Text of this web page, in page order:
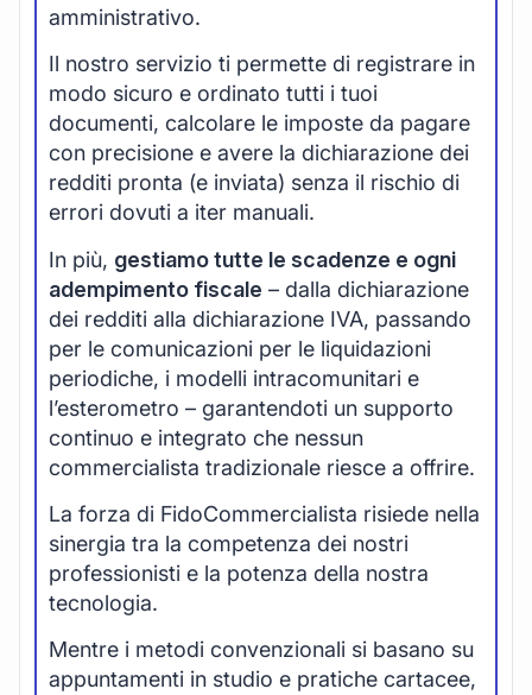
amministrativo.
Il nostro servizio ti permette di registrare in
modo sicuro e ordinato tutti i tuoi
documenti, calcolare le imposte da pagare
con precisione e avere la dichiarazione dei
redditi pronta (e inviata) senza il rischio di
errori dovuti a iter manuali.
In più, gestiamo tutte le scadenze e ogni
adempimento fiscale – dalla dichiarazione
dei redditi alla dichiarazione IVA, passando
per le comunicazioni per le liquidazioni
periodiche, i modelli intracomunitari e
l’esterometro – garantendoti un supporto
continuo e integrato che nessun
commercialista tradizionale riesce a offrire.
La forza di FidoCommercialista risiede nella
sinergia tra la competenza dei nostri
professionisti e la potenza della nostra
tecnologia.
Mentre i metodi convenzionali si basano su
appuntamenti in studio e pratiche cartacee,